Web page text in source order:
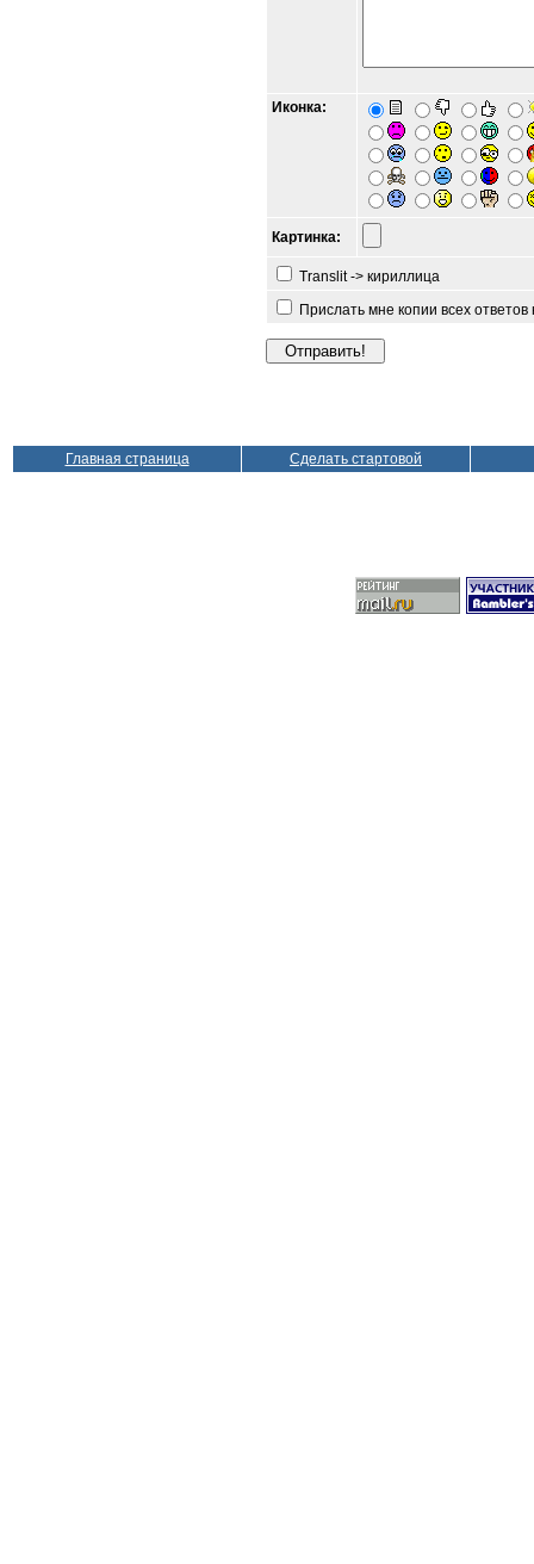
Иконка:
Картинка:
Translit -> кириллица
Прислать мне копии всех
Главная страница Сделать стартовой